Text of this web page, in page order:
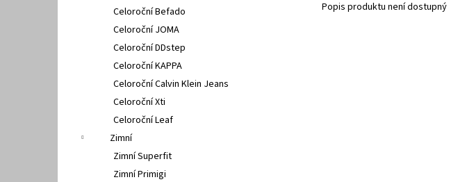
Celoroční Befado
Celoroční JOMA
Celoroční DDstep
Celoroční KAPPA
Celoroční Calvin Klein Jeans
Celoroční Xti
Celoroční Leaf
Zimní
Zimní Superfit
Zimní Primigi
Popis produktu není dostupný